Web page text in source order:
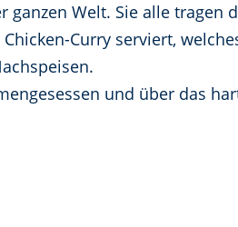
Welt. Sie alle tragen
Curry serviert,
und über das